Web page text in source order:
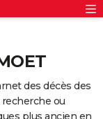
des décès des
recherche ou
plus ancien en